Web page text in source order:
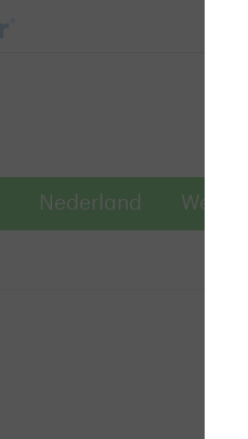
Nederland